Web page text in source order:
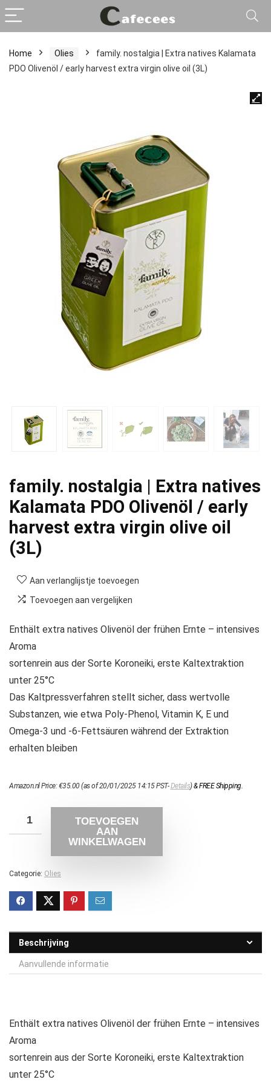
Home Olies
family. nostalgia | Extra natives Kalamata
PDO Olivenöl / early harvest extra virgin olive oil (3L)
family. nostalgia | Extra natives
Kalamata PDO Olivenöl / early
harvest extra virgin olive oil
(3L)
Aan verlanglijstje toevoegen
Toevoegen aan vergelijken
Enthält extra natives Olivenöl der frühen Ernte – intensives
Aroma
sortenrein aus der Sorte Koroneiki, erste Kaltextraktion
unter 25°C
Das Kaltpressverfahren stellt sicher, dass wertvolle
Substanzen, wie etwa Poly-Phenol, Vitamin K, E und
Omega-3 und -6-Fettsäuren während der Extraktion
erhalten bleiben
Amazon.nl Price:€35.00(as of 20/01/2025 14:15 PST-Details)&FREE Shipping.
TOEVOEGEN
AAN
WINKELWAGEN
Categorie: Olies
Beschrijving
Aanvullende informatie
Enthält extra natives Olivenöl der frühen Ernte – intensives
Aroma
sortenrein aus der Sorte Koroneiki, erste Kaltextraktion
unter 25°C